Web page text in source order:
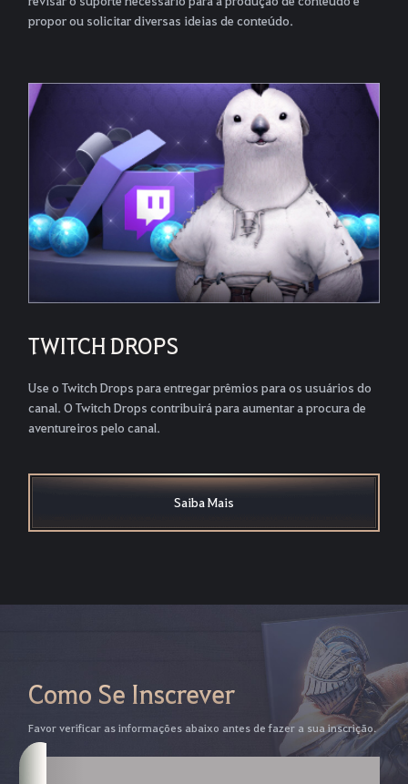
propor ou solicitar diversas ideias de conteúdo.
TWITCH DROPS
Use o Twitch Drops para entregar prêmios para os usuários do
canal. O Twitch Drops contribuirá para aumentar a procura de
aventureiros pelo canal.
Saiba Mais
Como Se Inscrever
Favor verificar as informações abaixo antes de fazer a sua inscrição.